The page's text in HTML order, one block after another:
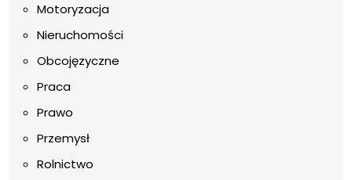
Motoryzacja
Nieruchomości
Obcojęzyczne
Praca
Prawo
Przemysł
Rolnictwo